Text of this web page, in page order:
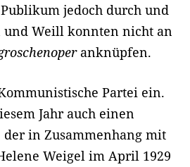
jedoch durch und
und Weill konnten nicht an
anknüpfen.
Partei ein.
Jahr auch einen
der in Zusammenhang mit
Weigel im April 1929